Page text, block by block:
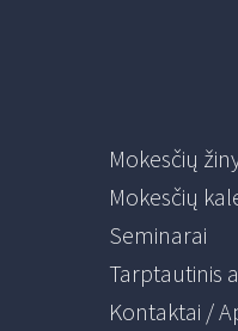
Mokesčių
Mokesčių
Seminarai
Tarptautinis
Kontaktai /